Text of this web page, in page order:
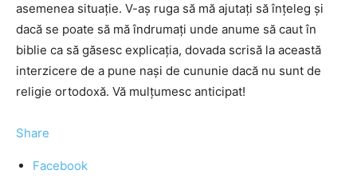
asemenea situaţie. V-aş ruga să mă ajutaţi să înţeleg şi
dacă se poate să mă îndrumaţi unde anume să caut în
biblie ca să găsesc explicaţia, dovada scrisă la această
interzicere de a pune naşi de cununie dacă nu sunt de
religie ortodoxă. Vă mulţumesc anticipat!
Share
Facebook